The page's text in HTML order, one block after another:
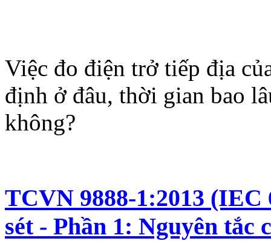
Việc đo điện trở tiếp địa
định ở đâu, thời gian bao
không?
TCVN 9888-1:2013 (IEC
sét - Phần 1: Nguyên tắc